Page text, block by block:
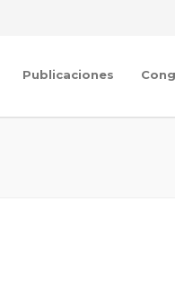
Publicaciones